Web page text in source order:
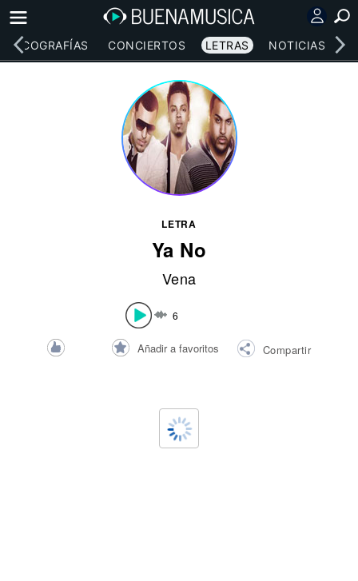
DISCOGRAFÍAS CONCIERTOS LETRAS NOTICIAS
LETRA
Ya No
Vena
6
Añadir a favoritos Compartir